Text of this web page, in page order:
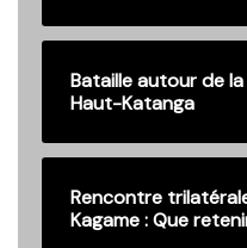
Bataille autour de
Haut-Katanga
Rencontre
Kagame : Que